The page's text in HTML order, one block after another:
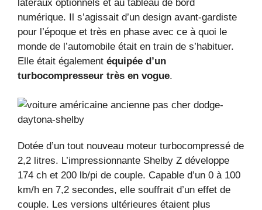
latéraux optionnels et au tableau de bord
numérique. Il s’agissait d’un design avant-gardiste
pour l’époque et très en phase avec ce à quoi le
monde de l’automobile était en train de s’habituer.
Elle était également équipée d’un
turbocompresseur très en vogue.
Dotée d’un tout nouveau moteur turbocompressé de
2,2 litres. L’impressionnante Shelby Z développe
174 ch et 200 lb/pi de couple. Capable d’un 0 à 100
km/h en 7,2 secondes, elle souffrait d’un effet de
couple. Les versions ultérieures étaient plus